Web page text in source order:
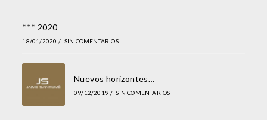
*** 2020
18/01/2020 / SIN COMENTARIOS
Nuevos horizontes…
09/12/2019 / SIN COMENTARIOS